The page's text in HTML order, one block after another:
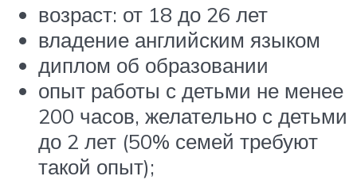
возраст: от 18 до 26 лет
владение английским языком
диплом об образовании
опыт работы с детьми не менее
200 часов, желательно с детьми
до 2 лет (50% семей требуют
такой опыт);